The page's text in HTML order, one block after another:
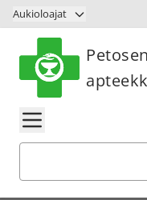
Siirry sisältöön
Aukioloajat